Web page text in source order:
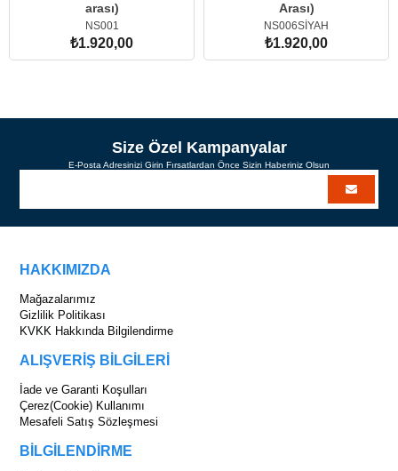
arası)
NS001
₺1.920,00
Arası)
NS006SİYAH
₺1.920,00
Size Özel Kampanyalar
E-Posta Adresinizi Girin Fırsatlardan Önce Sizin Haberiniz Olsun
HAKKIMIZDA
Mağazalarımız
Gizlilik Politikası
KVKK Hakkında Bilgilendirme
ALIŞVERİŞ BİLGİLERİ
İade ve Garanti Koşulları
Çerez(Cookie) Kullanımı
Mesafeli Satış Sözleşmesi
BİLGİLENDİRME